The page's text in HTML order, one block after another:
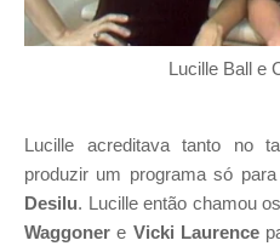
Lucille Ball e
Lucille acreditava tanto no
produzir um programa só
Desilu. Lucille então chamou
Waggoner e Vicki Laurence